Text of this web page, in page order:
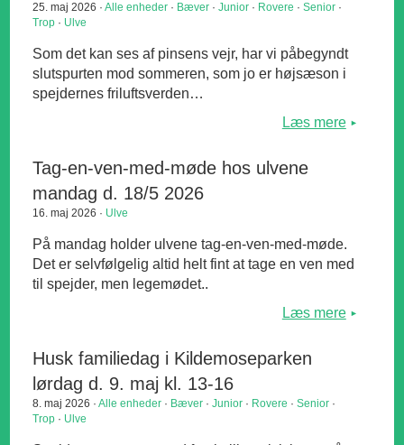
25. maj 2026 ·Alle enheder · Bæver ·Junior · Rovere ·Senior ·
Trop · Ulve
Som det kan ses af pinsens vejr, har vi påbegyndt
slutspurten mod sommeren, som jo er højsæson i
spejdernes friluftsverden…
Læs mere
Tag-en-ven-med-møde hos ulvene
mandag d. 18/5 2026
16. maj 2026 · Ulve
På mandag holder ulvene tag-en-ven-med-møde.
Det er selvfølgelig altid helt fint at tage en ven med
til spejder, men legemødet..
Læs mere
Husk familiedag i Kildemoseparken
lørdag d. 9. maj kl. 13-16
8. maj 2026 ·Alle enheder · Bæver ·Junior · Rovere ·Senior ·
Trop · Ulve